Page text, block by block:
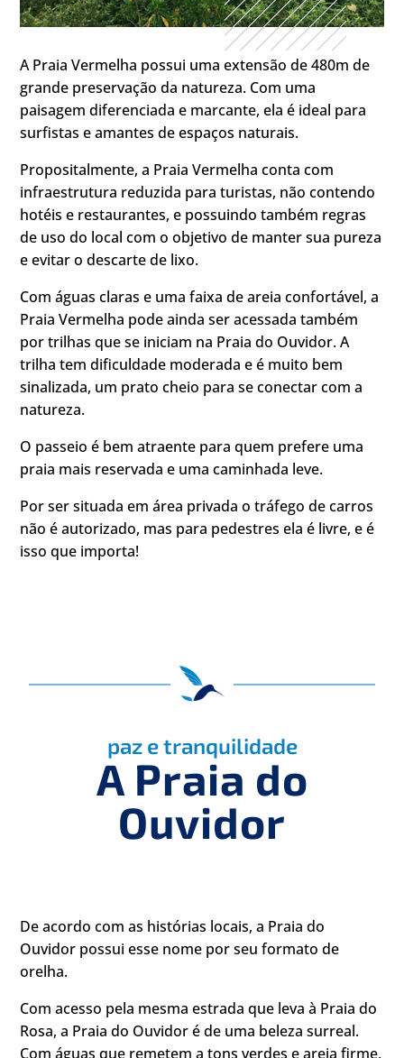
A Praia Vermelha possui uma extensão de 480m de
grande preservação da natureza. Com uma
paisagem diferenciada e marcante, ela é ideal para
surfistas e amantes de espaços naturais.
Propositalmente, a Praia Vermelha conta com
infraestrutura reduzida para turistas, não contendo
hotéis e restaurantes, e possuindo também regras
de uso do local com o objetivo de manter sua pureza
e evitar o descarte de lixo.
Com águas claras e uma faixa de areia confortável, a
Praia Vermelha pode ainda ser acessada também
por trilhas que se iniciam na Praia do Ouvidor. A
trilha tem dificuldade moderada e é muito bem
sinalizada, um prato cheio para se conectar com a
natureza.
O passeio é bem atraente para quem prefere uma
praia mais reservada e uma caminhada leve.
Por ser situada em área privada o tráfego de carros
não é autorizado, mas para pedestres ela é livre, e é
isso que importa!
paz e tranquilidade
A Praia do
Ouvidor
De acordo com as histórias locais, a Praia do
Ouvidor possui esse nome por seu formato de
orelha.
Com acesso pela mesma estrada que leva à Praia do
Rosa, a Praia do Ouvidor é de uma beleza surreal.
Com águas que remetem a tons verdes e areia firme,